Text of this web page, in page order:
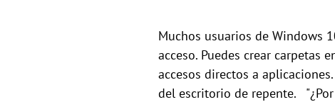
Muchos usuarios de Windows
acceso. Puedes crear carpetas
accesos directos a
del escritorio de repente.